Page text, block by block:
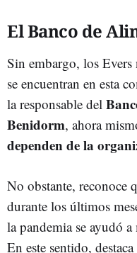
El Banco de
Sin embargo, los
se encuentran en esta
la responsable del
Benidorm, ahora
dependen de la
No obstante, reconoce
durante los últimos
la pandemia se ayudó a
En este sentido,